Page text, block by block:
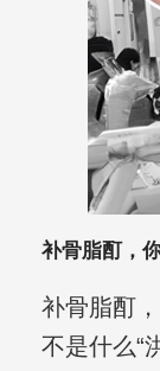
补骨脂酊，
补骨脂酊
不是什么“